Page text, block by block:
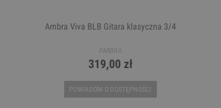
Ambra Viva BLB Gitara klasyczna 3/4
AMBRA
319,00 zł
POWIADOM O DOSTĘPNOŚCI